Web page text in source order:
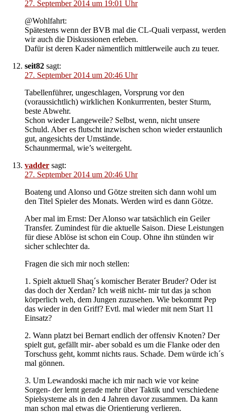
27. September 2014 um 19:01 Uhr
@Wohlfahrt:
Spätestens wenn der BVB mal die CL-Quali verpasst, werden
wir auch die Diskussionen erleben.
Dafür ist deren Kader nämentlich mittlerweile auch zu teuer.
seit82 sagt:
27. September 2014 um 20:46 Uhr
Tabellenführer, ungeschlagen, Vorsprung vor den
(voraussichtlich) wirklichen Konkurrrenten, bester Sturm,
beste Abwehr.
Schon wieder Langeweile? Selbst, wenn, nicht unsere
Schuld. Aber es flutscht inzwischen schon wieder erstaunlich
gut, angesichts der Umstände.
Schaunmermal, wie’s weitergeht.
vadder sagt:
27. September 2014 um 20:46 Uhr
Boateng und Alonso und Götze streiten sich dann wohl um
den Titel Spieler des Monats. Werden wird es dann Götze.
Aber mal im Ernst: Der Alonso war tatsächlich ein Geiler
Transfer. Zumindest für die aktuelle Saison. Diese Leistungen
für diese Ablöse ist schon ein Coup. Ohne ihn stünden wir
sicher schlechter da.
Fragen die sich mir noch stellen:
1. Spielt aktuell Shaq´s komischer Berater Bruder? Oder ist
das doch der Xerdan? Ich weiß nicht- mir tut das ja schon
körperlich weh, dem Jungen zuzusehen. Wie bekommt Pep
das wieder in den Griff? Evtl. mal wieder mit nem Start 11
Einsatz?
2. Wann platzt bei Bernart endlich der offensiv Knoten? Der
spielt gut, gefällt mir- aber sobald es um die Flanke oder den
Torschuss geht, kommt nichts raus. Schade. Dem würde ich´s
mal gönnen.
3. Um Lewandoski mache ich mir nach wie vor keine
Sorgen- der lernt gerade mehr über Taktik und verschiedene
Spielsysteme als in den 4 Jahren davor zusammen. Da kann
man schon mal etwas die Orientierung verlieren.